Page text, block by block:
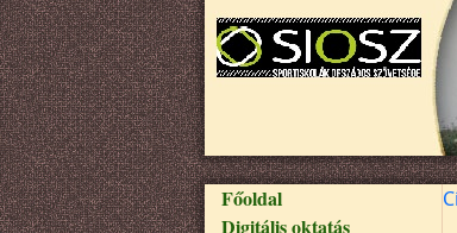
Fő navigáció
Főoldal
Digitális oktatás